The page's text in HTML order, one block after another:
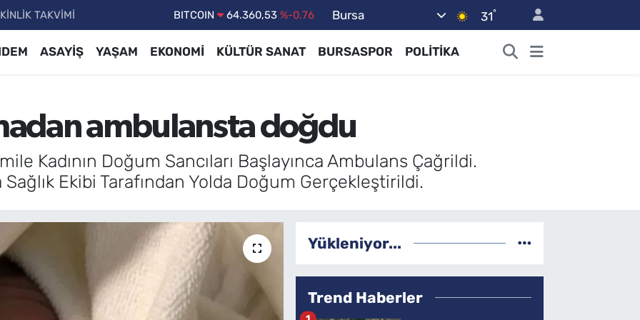
TAKVİMİ DOLAR 47,7069 %0.17
BİST100
13.887 %64
%-0.76
Bursa 31°
ASAYİŞ YAŞAM EKONOMİ KÜLTÜR SANAT BURSASPOR POLİTİKA
ambulansta doğdu
Kadının Doğum Sancıları Başlayınca Ambulans Çağrildi.
Ekibi Tarafından Yolda Doğum Gerçekleştirildi.
Yükleniyor...
Trend Haberler